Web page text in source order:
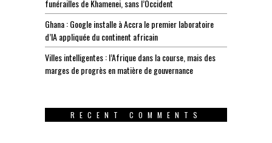
funérailles de Khamenei, sans l’Occident
Ghana : Google installe à Accra le premier laboratoire
d’IA appliquée du continent africain
Villes intelligentes : l’Afrique dans la course, mais des
marges de progrès en matière de gouvernance
RECENT COMMENTS